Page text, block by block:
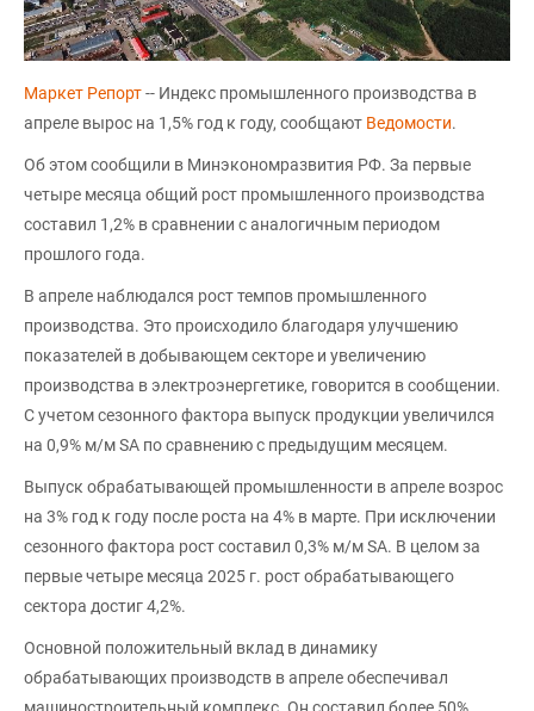
Маркет Репорт-- Индекс промышленного производства в
апреле вырос на 1,5% год к году, сообщают Ведомости.
Об этом сообщили в Минэкономразвития РФ. За первые
четыре месяца общий рост промышленного производства
составил 1,2% в сравнении с аналогичным периодом
прошлого года.
В апреле наблюдался рост темпов промышленного
производства. Это происходило благодаря улучшению
показателей в добывающем секторе и увеличению
производства в электроэнергетике, говорится в сообщении.
С учетом сезонного фактора выпуск продукции увеличился
на 0,9% м/м SA по сравнению с предыдущим месяцем.
Выпуск обрабатывающей промышленности в апреле возрос
на 3% год к году после роста на 4% в марте. При исключении
сезонного фактора рост составил 0,3% м/м SA. В целом за
первые четыре месяца 2025 г. рост обрабатывающего
сектора достиг 4,2%.
Основной положительный вклад в динамику
обрабатывающих производств в апреле обеспечивал
машиностроительный комплекс. Он составил более 50%